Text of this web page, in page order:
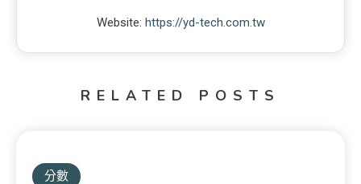
Website: https://yd-tech.com.tw
RELATED POSTS
分數